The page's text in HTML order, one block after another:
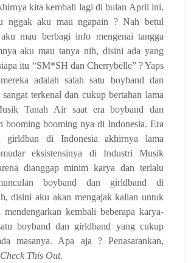
kita kembali lagi di bulan April ini.
nggak aku mau ngapain ? Nah betul
mau berbagi info mengenai tangga
aku mau tanya nih, disini ada yang
itu “SM*SH dan Cherrybelle” ? Yaps
adalah salah satu boyband dan
terkenal dan cukup bertahan lama
Tanah Air saat era boyband dan
booming booming nya di Indonesia. Era
girldban di Indonesia akhirnya lama
eksistensinya di Industri Musik
dianggap minim karya dan terlalu
boyband dan girldband di
disini aku akan mengajak kalian untuk
mendengarkan kembali beberapa karya-
boyband dan girldband yang cukup
masanya. Apa aja ? Penasarankan,
Check This Out.